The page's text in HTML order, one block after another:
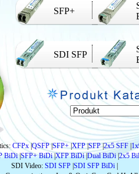
SFP+
SDI SFP
CFPx|QSFP|SFP+|XFP|SFP|2x5 SFF
BiDi|SFP+ BiDi|XFP BiDi|Dual BiDi| 2x5
SDI Video: SDI SFP SDI SFP BiDi